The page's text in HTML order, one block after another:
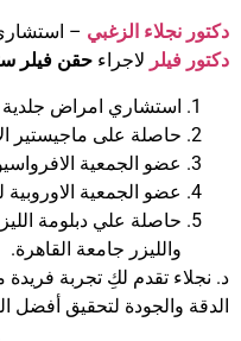
دكتور نجلاء الزغبي –
دكتور فيلر لاجراء حقن فيلر
استشاري امراض جلدية
حاصلة على ماجيستير
عضو الجمعية
عضو الجمعية الاوروبية
حاصلة علي دبلومة
والليزر جامعة القاهرة.
د. نجلاء تقدم لكِ تجربة فريدة
الدقة والجودة لتحقيق أفضل